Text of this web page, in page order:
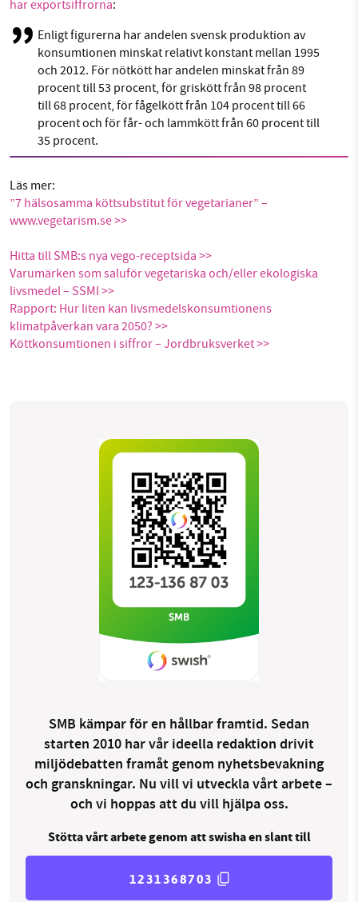
har exportsiffrorna:
Enligt figurerna har andelen svensk produktion av
konsumtionen minskat relativt konstant mellan 1995
och 2012. För nötkött har andelen minskat från 89
procent till 53 procent, för griskött från 98 procent
till 68 procent, för fågelkött från 104 procent till 66
procent och för får- och lammkött från 60 procent till
35 procent.
Läs mer:
”7 hälsosamma köttsubstitut för vegetarianer” –
www.vegetarism.se >>
Hitta till SMB:s nya vego-receptsida >>
Varumärken som saluför vegetariska och/eller ekologiska
livsmedel – SSMI >>
Rapport: Hur liten kan livsmedelskonsumtionens
klimatpåverkan vara 2050? >>
Köttkonsumtionen i siffror – Jordbruksverket >>
SMB kämpar för en hållbar framtid. Sedan
starten 2010 har vår ideella redaktion drivit
miljödebatten framåt genom nyhetsbevakning
och granskningar. Nu vill vi utveckla vårt arbete –
och vi hoppas att du vill hjälpa oss.
Stötta vårt arbete genom att swisha en slant till
1231368703